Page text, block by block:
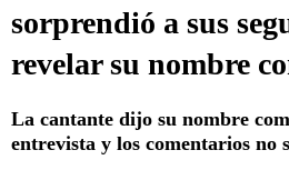
sorprendió a sus
revelar su nombre
La cantante dijo su nombre
entrevista y los comentarios no